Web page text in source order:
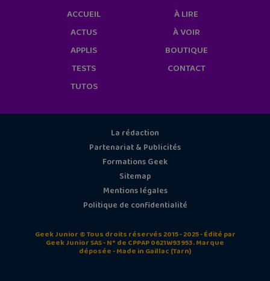
ACCUEIL
ACTUS
APPLIS
TESTS
TUTOS
À LIRE
À VOIR
BOUTIQUE
CONTACT
La rédaction
Partenariat & Publicités
Formations Geek
Sitemap
Mentions légales
Politique de confidentialité
Geek Junior © Tous droits réservés 2015 - 2025 - Édité par
Geek Junior SAS - N° de CPPAP 0621W93953. Marque
déposée - Made in Gaillac (Tarn)